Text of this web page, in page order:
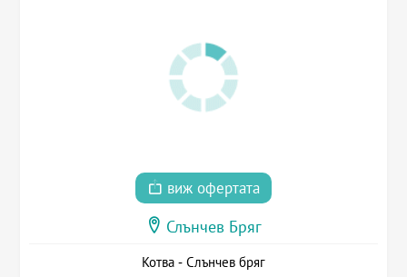
виж офертата
Слънчев Бряг
Котва - Слънчев бряг